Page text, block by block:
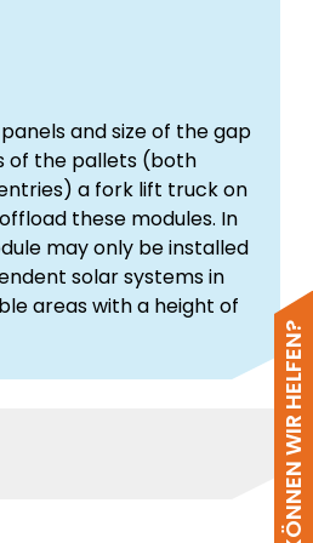
WIE KÖNNEN WIR HELFEN?
and size of the gap
of the pallets (both
a fork lift truck on
these modules. In
may only be installed
solar systems in
areas with a height of